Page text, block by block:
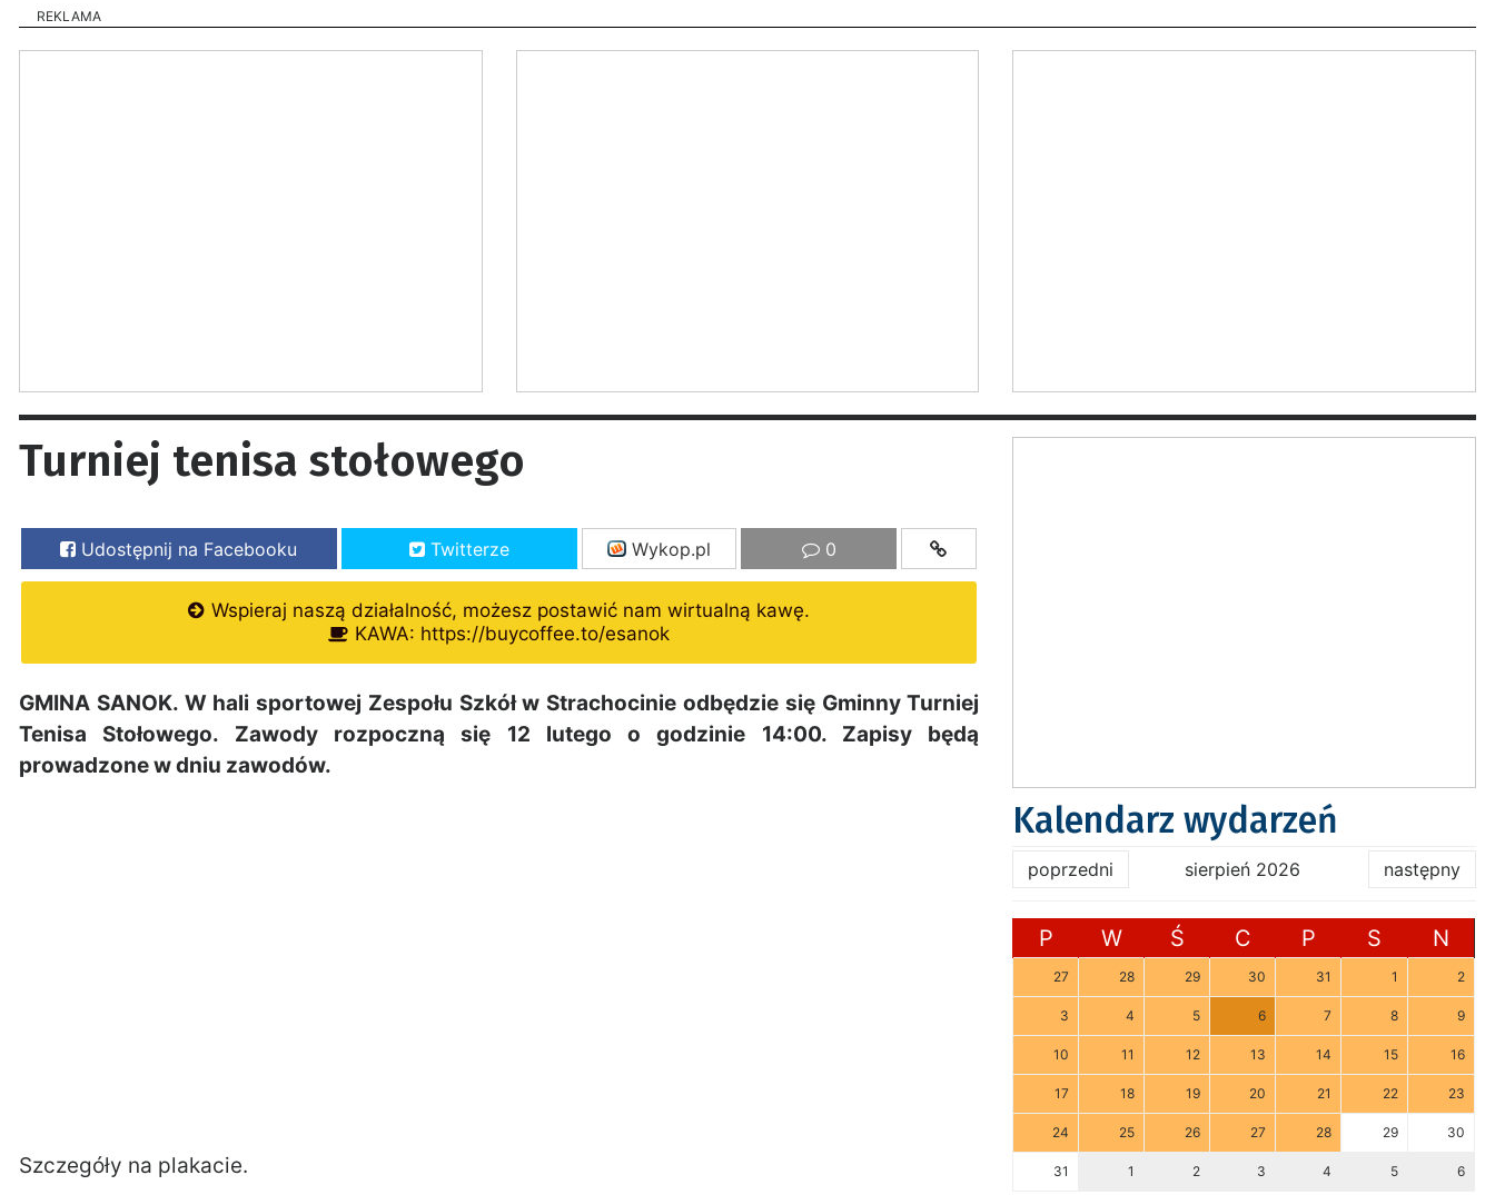
REKLAMA
Turniej tenisa stołowego
Udostępnij na Facebooku Twitterze Wykop.pl 0
Wspieraj naszą działalność, możesz postawić nam wirtualną kawę.
KAWA: https://buycoffee.to/esanok
GMINA SANOK. W hali sportowej Zespołu Szkół w Strachocinie odbędzie się Gminny Turniej
Tenisa Stołowego. Zawody rozpoczną się 12 lutego o godzinie 14:00. Zapisy będą
prowadzone w dniu zawodów.
Szczegóły na plakacie.
Kalendarz wydarzeń
poprzedni sierpień 2026 następny
P W Ś C P S N
27 28 29 30 31 1 2
3 4 5 6 7 8 9
10 11 12 13 14 15 16
17 18 19 20 21 22 23
24 25 26 27 28 29 30
31 1 2 3 4 5 6